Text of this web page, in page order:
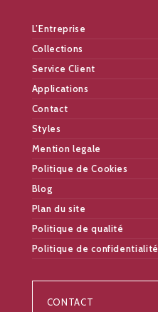
L’Entreprise
Collections
Service Client
Applications
Contact
Styles
Mention legale
Politique de Cookies
Blog
Plan du site
Politique de qualité
Politique de confidentialité
CONTACT